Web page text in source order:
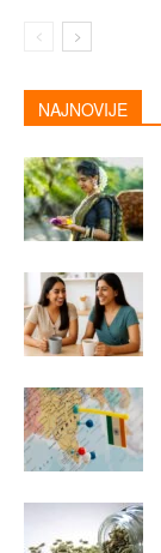
NAJNOVIJE